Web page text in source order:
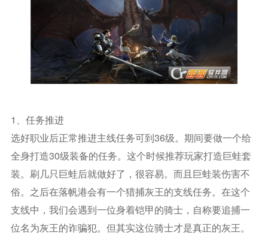
1、任务推进
选好职业后正常推进主线任务可到36级。期间要做一个给
全身打造30级装备的任务。这个时候推荐玩家打造巨蛙套
装。刷几只巨蛙后就做好了，很容易。而且巨蛙装伤害不
俗。之后在落帆港会有一个猎捕灰王的支线任务。在这个
支线中，我们会遇到一位身着铠甲的骑士，自称要追捕一
位名为灰王的诈骗犯。但其实这位骑士才是真正的灰王。